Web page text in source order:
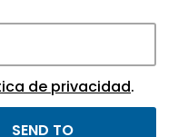
de privacidad.